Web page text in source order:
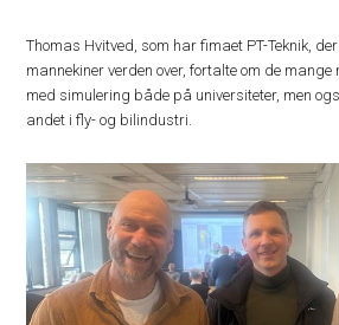
Thomas Hvitved, som har fimaet PT-Teknik,
mannekiner verden over, fortalte om de
med simulering både på universiteter, men
andet i fly- og bilindustri.